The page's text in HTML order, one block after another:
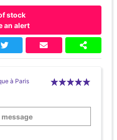
stock
an alert
à Paris
message